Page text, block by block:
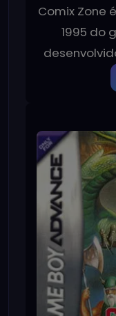
Comix Zone
1995 do